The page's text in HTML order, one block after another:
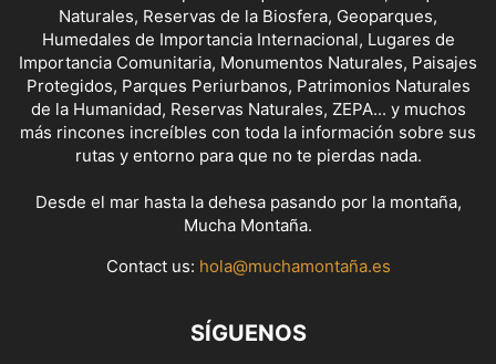
Naturales, Reservas de la Biosfera, Geoparques,
Humedales de Importancia Internacional, Lugares de
Importancia Comunitaria, Monumentos Naturales, Paisajes
Protegidos, Parques Periurbanos, Patrimonios Naturales
de la Humanidad, Reservas Naturales, ZEPA... y muchos
más rincones increíbles con toda la información sobre sus
rutas y entorno para que no te pierdas nada.
Desde el mar hasta la dehesa pasando por la montaña,
Mucha Montaña.
Contact us: hola@muchamontaña.es
SÍGUENOS